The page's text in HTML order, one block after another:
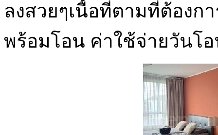
ลงสวยๆเนื้อที่ตามที่ต้องก
พร้อมโอน ค่าใช้จ่ายวันโ